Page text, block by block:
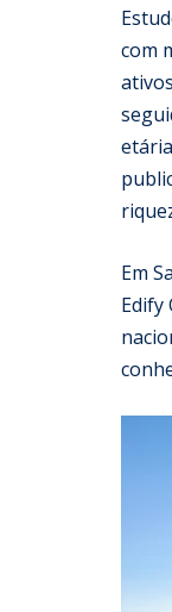
com
Em
Edify